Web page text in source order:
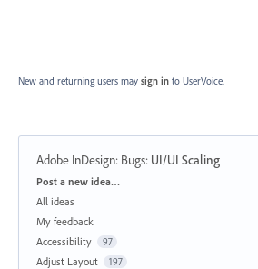
New and returning users may sign in to UserVoice.
Adobe InDesign: Bugs: UI/UI Scaling
Categories
Post a new idea…
All ideas
My feedback
Accessibility
97
Adjust Layout 197